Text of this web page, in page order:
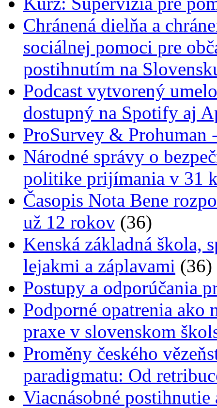
Chránená dielňa a
sociálnej pomoci pre
postihnutím na
Podcast vytvorený
dostupný na Spotify aj
ProSurvey & Prohuman
Národné správy o
politike prijímania v 31
Časopis Nota Bene
už 12 rokov (36)
Kenská základná škola,
lejakmi a záplavami (36)
Postupy a odporúčania
Podporné opatrenia
praxe v slovenskom
Proměny českého
paradigmatu: Od
Viacnásobné